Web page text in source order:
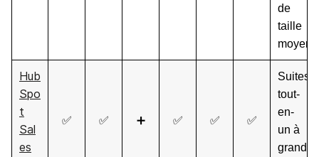
de
taille
Hub
Spo
t
Sal
es
✅ ✅ ➕ ✅ ✅ ✅
Suites
tout-
en-
un à
grande